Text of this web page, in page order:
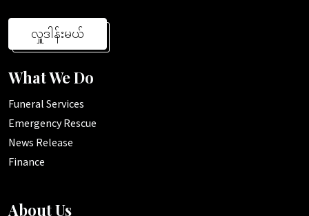
လှူဒါန်းမယ်
What We Do
Funeral Services
Emergency Rescue
News Release
Finance
About Us